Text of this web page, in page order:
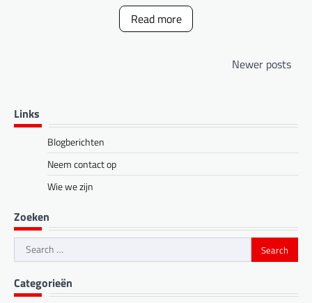
Read more
Newer posts
Links
Blogberichten
Neem contact op
Wie we zijn
Zoeken
Search
for:
Categorieën